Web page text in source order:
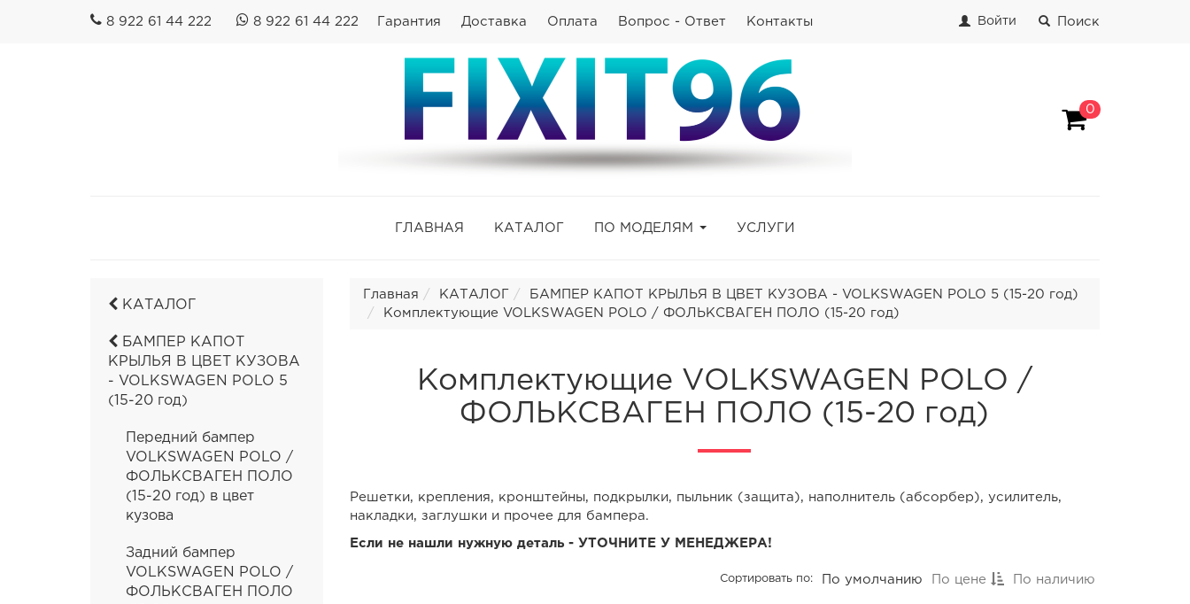
8 922 61 44 222 8 922 61 44 222 Гарантия Доставка Оплата Вопрос - Ответ Контакты Войти Поиск
0
ГЛАВНАЯ КАТАЛОГ ПО МОДЕЛЯМ УСЛУГИ
КАТАЛОГ
БАМПЕР КАПОТ
КРЫЛЬЯ В ЦВЕТ КУЗОВА
- VOLKSWAGEN POLO 5
(15-20 год)
Передний бампер
VOLKSWAGEN POLO /
ФОЛЬКСВАГЕН ПОЛО
(15-20 год) в цвет
кузова
Задний бампер
VOLKSWAGEN POLO /
ФОЛЬКСВАГЕН ПОЛО
Главная КАТАЛОГ
БАМПЕР КАПОТ КРЫЛЬЯ В ЦВЕТ КУЗОВА - VOLKSWAGEN POLO 5 (15-20 год)
Комплектующие VOLKSWAGEN POLO / ФОЛЬКСВАГЕН ПОЛО (15-20 год)
Комплектующие VOLKSWAGEN POLO /
ФОЛЬКСВАГЕН ПОЛО (15-20 год)
Решетки, крепления, кронштейны, подкрылки, пыльник (защита), наполнитель (абсорбер), усилитель,
накладки, заглушки и прочее для бампера.
Если не нашли нужную деталь - УТОЧНИТЕ У МЕНЕДЖЕРА!
Сортировать по: По умолчанию По цене По наличию